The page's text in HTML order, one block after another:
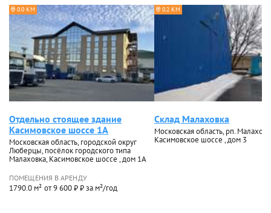
0.0 КМ
Отдельно стоящее здание
Касимовское шоссе 1А
Московская область, городской округ
Люберцы, посёлок городского типа
Малаховка, Касимовское шоссе , дом 1А
ПОМЕЩЕНИЯ В АРЕНДУ
1790.0 м² от 9 600 ₽ ₽ за м²/год
0.2 КМ
Склад Малаховка
Московская область, рп.
Касимовское шоссе , дом 3